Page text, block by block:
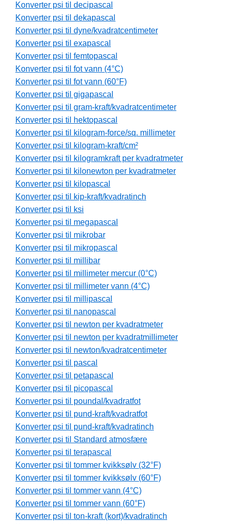
Konverter psi til decipascal
Konverter psi til dekapascal
Konverter psi til dyne/kvadratcentimeter
Konverter psi til exapascal
Konverter psi til femtopascal
Konverter psi til fot vann (4°C)
Konverter psi til fot vann (60°F)
Konverter psi til gigapascal
Konverter psi til gram-kraft/kvadratcentimeter
Konverter psi til hektopascal
Konverter psi til kilogram-force/sq. millimeter
Konverter psi til kilogram-kraft/cm²
Konverter psi til kilogramkraft per kvadratmeter
Konverter psi til kilonewton per kvadratmeter
Konverter psi til kilopascal
Konverter psi til kip-kraft/kvadratinch
Konverter psi til ksi
Konverter psi til megapascal
Konverter psi til mikrobar
Konverter psi til mikropascal
Konverter psi til millibar
Konverter psi til millimeter mercur (0°C)
Konverter psi til millimeter vann (4°C)
Konverter psi til millipascal
Konverter psi til nanopascal
Konverter psi til newton per kvadratmeter
Konverter psi til newton per kvadratmillimeter
Konverter psi til newton/kvadratcentimeter
Konverter psi til pascal
Konverter psi til petapascal
Konverter psi til picopascal
Konverter psi til poundal/kvadratfot
Konverter psi til pund-kraft/kvadratfot
Konverter psi til pund-kraft/kvadratinch
Konverter psi til Standard atmosfære
Konverter psi til terapascal
Konverter psi til tommer kvikksølv (32°F)
Konverter psi til tommer kvikksølv (60°F)
Konverter psi til tommer vann (4°C)
Konverter psi til tommer vann (60°F)
Konverter psi til ton-kraft (kort)/kvadratinch